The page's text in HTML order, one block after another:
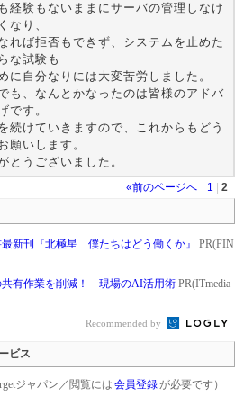
経験もないままにサーバの管理しなけ
なり、
れば拒否もできず、システムを止めた
な試験も
に自分なりには大変苦労しました。
も、なんとかなったのは皆様のアドバ
です。
続けていきますので、これからもどう
願いします。
とうございました。
«前のページへ 1
2
最新刊『北極星 僕たちはどう働くか』 PR(FIN
共有作業を削減！ 現場のAI活用術 PR(ITmedia
Recommended by
ビス
ジャパン／閲覧には 会員登録が必要です）